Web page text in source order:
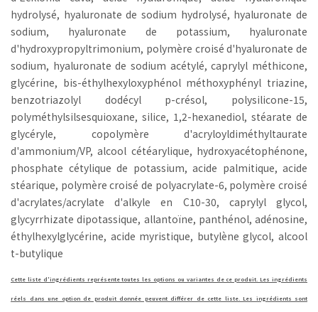
hydrolysé, hyaluronate de sodium hydrolysé, hyaluronate de
sodium, hyaluronate de potassium, hyaluronate
d'hydroxypropyltrimonium, polymère croisé d'hyaluronate de
sodium, hyaluronate de sodium acétylé, caprylyl méthicone,
glycérine, bis-éthylhexyloxyphénol méthoxyphényl triazine,
benzotriazolyl dodécyl p-crésol, polysilicone-15,
polyméthylsilsesquioxane, silice, 1,2-hexanediol, stéarate de
glycéryle, copolymère d'acryloyldiméthyltaurate
d'ammonium/VP, alcool cétéarylique, hydroxyacétophénone,
phosphate cétylique de potassium, acide palmitique, acide
stéarique, polymère croisé de polyacrylate-6, polymère croisé
d'acrylates/acrylate d'alkyle en C10-30, caprylyl glycol,
glycyrrhizate dipotassique, allantoïne, panthénol, adénosine,
éthylhexylglycérine, acide myristique, butylène glycol, alcool
t-butylique
Cette liste d'ingrédients représente toutes les options ou variantes de ce produit. Les ingrédients
réels dans une option de produit donnée peuvent différer de cette liste. Les ingrédients sont